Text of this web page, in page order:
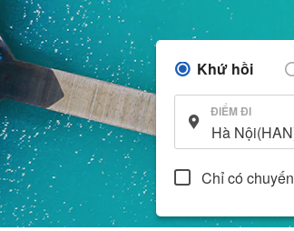
Khứ hồi
ĐIỂM ĐI
Chỉ có